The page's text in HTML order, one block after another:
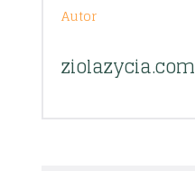
Autor
ziolazycia.com